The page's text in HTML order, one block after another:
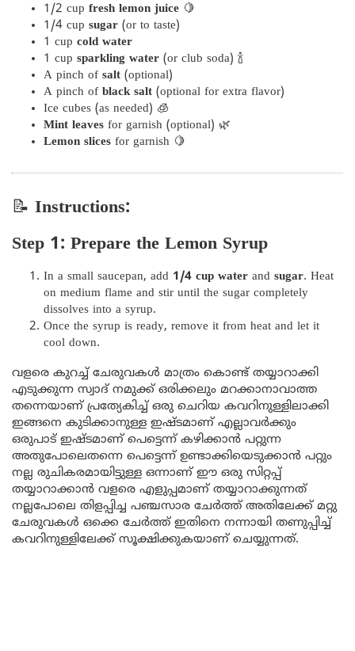
1/2 cup fresh lemon juice 🍋
1/4 cup sugar (or to taste)
1 cup cold water
1 cup sparkling water (or club soda) 🍾
A pinch of salt (optional)
A pinch of black salt (optional for extra flavor)
Ice cubes (as needed) 🧊
Mint leaves for garnish (optional) 🌿
Lemon slices for garnish 🍋
📝 Instructions:
Step 1: Prepare the Lemon Syrup
In a small saucepan, add 1/4 cup water and sugar. Heat
on medium flame and stir until the sugar completely
dissolves into a syrup.
Once the syrup is ready, remove it from heat and let it
cool down.
വളരെ കുറച്ച് ചേരുവകൾ മാത്രം കൊണ്ട് തയ്യാറാക്കി
എടുക്കുന്ന സ്വാദ് നമുക്ക് ഒരിക്കലും മറക്കാനാവാത്ത
തന്നെയാണ് പ്രത്യേകിച്ച് ഒരു ചെറിയ കവറിനുള്ളിലാക്കി
ഇങ്ങനെ കുടിക്കാനുള്ള ഇഷ്ടമാണ് എല്ലാവർക്കും
ഒരുപാട് ഇഷ്ടമാണ് പെട്ടെന്ന് കഴിക്കാൻ പറ്റുന്ന
അതുപോലെതന്നെ പെട്ടെന്ന് ഉണ്ടാക്കിയെടുക്കാൻ പറ്റും
നല്ല രുചികരമായിട്ടുള്ള ഒന്നാണ് ഈ ഒരു സിറ്റപ്പ്
തയ്യാറാക്കാൻ വളരെ എളുപ്പമാണ് തയ്യാറാക്കുന്നത്
നല്ലപോലെ തിളപ്പിച്ച പഞ്ചസാര ചേർത്ത് അതിലേക്ക് മറ്റു
ചേരുവകൾ ഒക്കെ ചേർത്ത് ഇതിനെ നന്നായി തണുപ്പിച്ച്
കവറിനുള്ളിലേക്ക് സൂക്ഷിക്കുകയാണ് ചെയ്യുന്നത്.